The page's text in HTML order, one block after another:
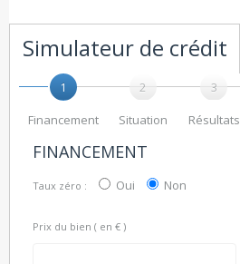
Simulateur de crédit
1
Financement
2
Situation
3
Résultats
FINANCEMENT
Taux zéro : Oui Non
Prix du bien ( en € )